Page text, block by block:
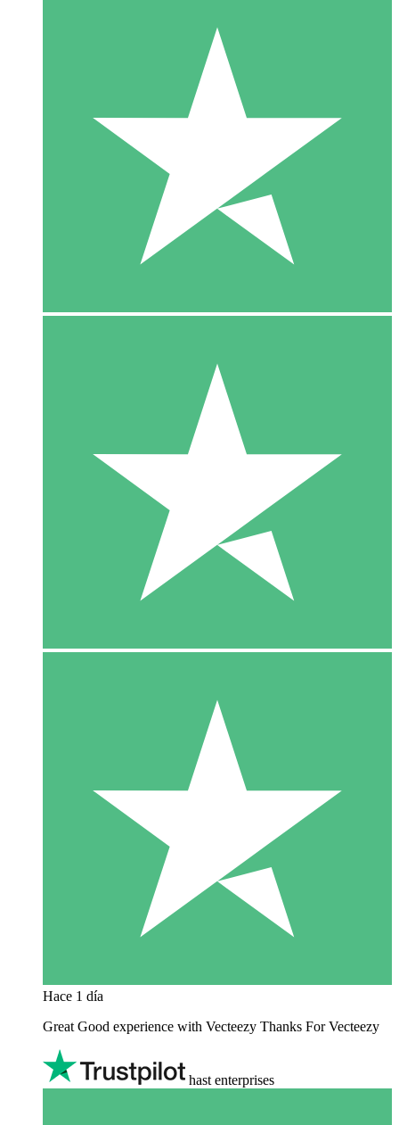
Hace 1 día
Great Good experience with Vecteezy Thanks For Vecteezy
hast enterprises